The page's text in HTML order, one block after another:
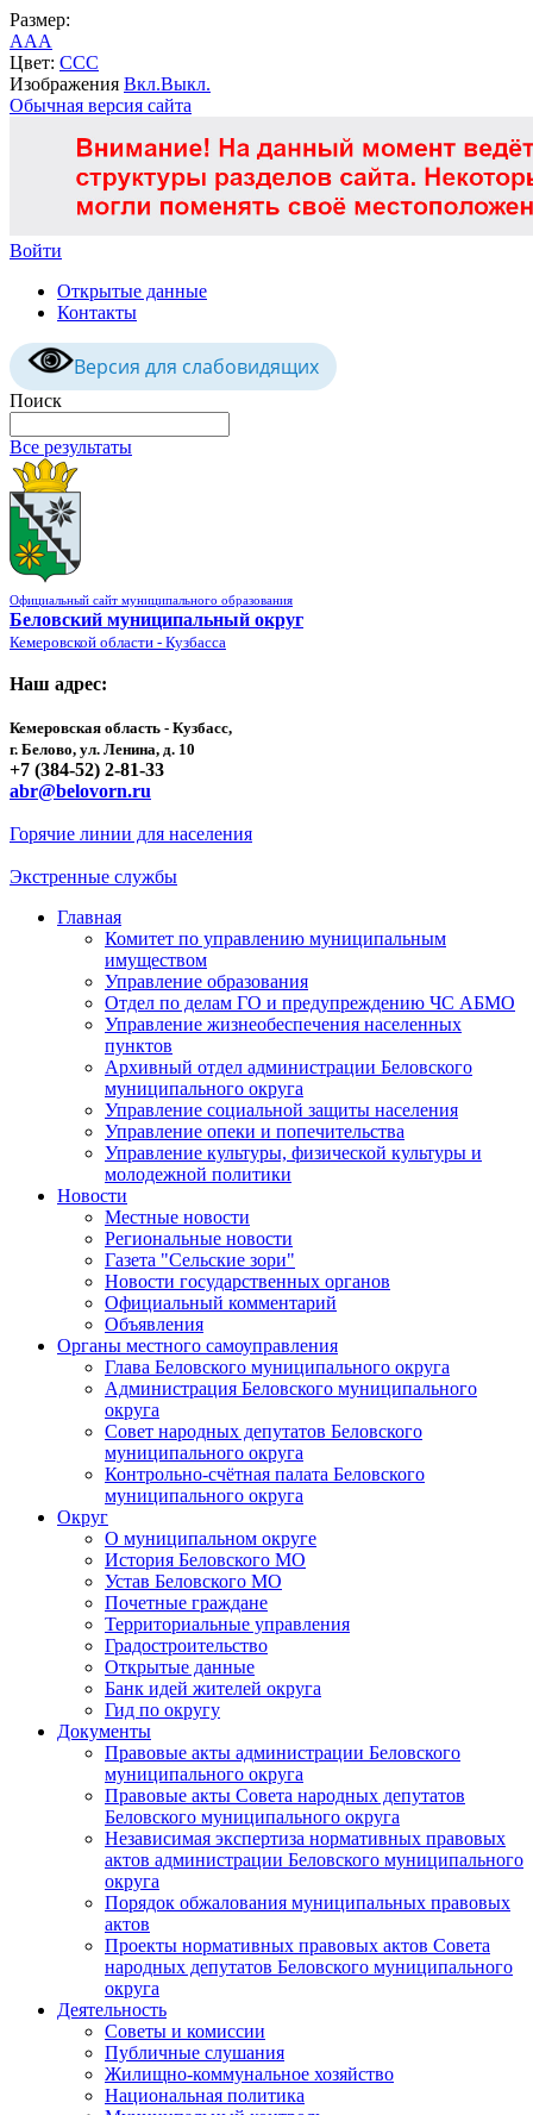
Размер:
AAA
Цвет: CCC
Изображения Вкл.Выкл.
Обычная версия сайта
Войти
Открытые данные
Контакты
Версия для слабовидящих
Поиск
Все результаты
Официальный сайт муниципального образования
Беловский муниципальный округ
Кемеровской области - Кузбасса
Наш адрес:
Кемеровская область - Кузбасс,
г. Белово, ул. Ленина, д. 10
+7 (384-52) 2-81-33
abr@belovorn.ru
Горячие линии для населения
Экстренные службы
Главная
Комитет по управлению муниципальным
имуществом
Управление образования
Отдел по делам ГО и предупреждению ЧС АБМО
Управление жизнеобеспечения населенных
пунктов
Архивный отдел администрации Беловского
муниципального округа
Управление социальной защиты населения
Управление опеки и попечительства
Управление культуры, физической культуры и
молодежной политики
Новости
Местные новости
Региональные новости
Газета "Сельские зори"
Новости государственных органов
Официальный комментарий
Объявления
Органы местного самоуправления
Глава Беловского муниципального округа
Администрация Беловского муниципального
округа
Совет народных депутатов Беловского
муниципального округа
Контрольно-счётная палата Беловского
муниципального округа
Округ
О муниципальном округе
История Беловского МО
Устав Беловского МО
Почетные граждане
Территориальные управления
Градостроительство
Открытые данные
Банк идей жителей округа
Гид по округу
Документы
Правовые акты администрации Беловского
муниципального округа
Правовые акты Совета народных депутатов
Беловского муниципального округа
Независимая экспертиза нормативных правовых
актов администрации Беловского муниципального
округа
Порядок обжалования муниципальных правовых
актов
Проекты нормативных правовых актов Совета
народных депутатов Беловского муниципального
округа
Деятельность
Советы и комиссии
Публичные слушания
Жилищно-коммунальное хозяйство
Национальная политика